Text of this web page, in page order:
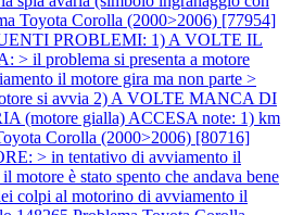
Toyota Corolla (2000>2006) [77954]
PROBLEMI: 1) A VOLTE IL
il problema si presenta a motore
il motore gira ma non parte >
si avvia 2) A VOLTE MANCA DI
(motore gialla) ACCESA note: 1) km
Corolla (2000>2006) [80716]
> in tentativo di avviamento il
motore è stato spento che andava bene
colpi al motorino di avviamento il